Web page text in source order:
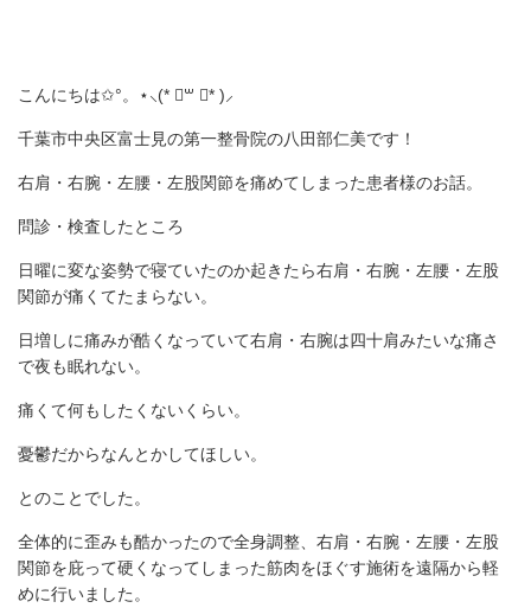
こんにちは✩°。⋆⸜(* ॑꒳ ॑* )⸝
千葉市中央区富士見の第一整骨院の八田部仁美です！
右肩・右腕・左腰・左股関節を痛めてしまった患者様のお話。
問診・検査したところ
日曜に変な姿勢で寝ていたのか起きたら右肩・右腕・左腰・左股
関節が痛くてたまらない。
日増しに痛みが酷くなっていて右肩・右腕は四十肩みたいな痛さ
で夜も眠れない。
痛くて何もしたくないくらい。
憂鬱だからなんとかしてほしい。
とのことでした。
全体的に歪みも酷かったので全身調整、右肩・右腕・左腰・左股
関節を庇って硬くなってしまった筋肉をほぐす施術を遠隔から軽
めに行いました。